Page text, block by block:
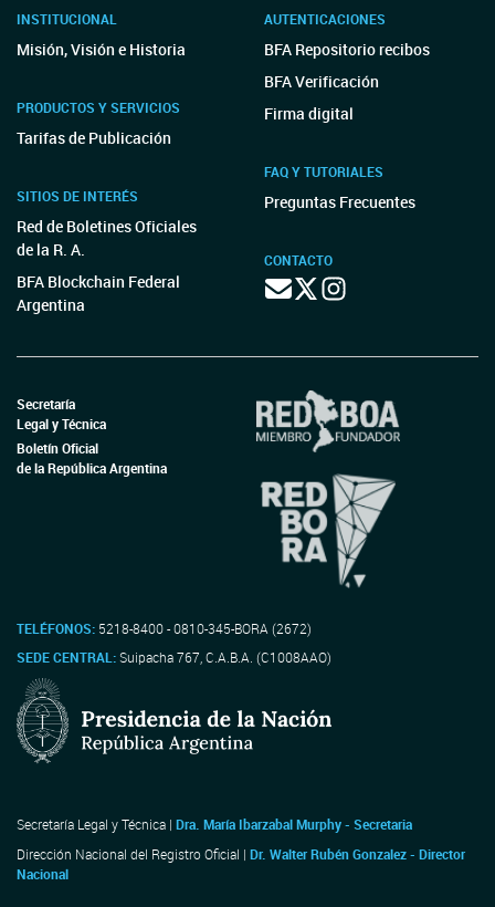
INSTITUCIONAL
Misión, Visión e Historia
PRODUCTOS Y SERVICIOS
Tarifas de Publicación
SITIOS DE INTERÉS
Red de Boletines Oficiales
de la R. A.
BFA Blockchain Federal
Argentina
AUTENTICACIONES
BFA Repositorio recibos
BFA Verificación
Firma digital
FAQ Y TUTORIALES
Preguntas Frecuentes
CONTACTO
Secretaría
Legal y Técnica
Boletín Oficial
de la República Argentina
TELÉFONOS: 5218-8400 - 0810-345-BORA (2672)
SEDE CENTRAL:Suipacha 767, C.A.B.A. (C1008AAO)
Secretaría Legal y Técnica | Dra. María Ibarzabal Murphy - Secretaria
Dirección Nacional del Registro Oficial | Dr. Walter Rubén Gonzalez - Director
Nacional